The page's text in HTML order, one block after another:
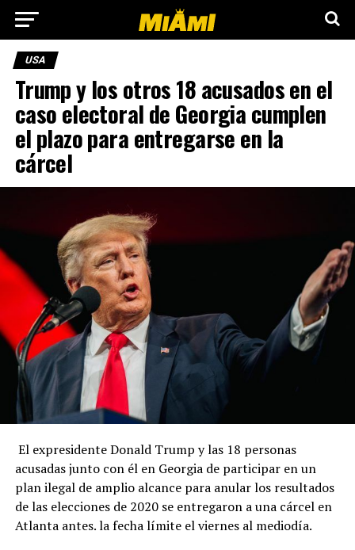
USA
Trump y los otros 18 acusados ​​en el
caso electoral de Georgia cumplen
el plazo para entregarse en la
cárcel
El expresidente Donald Trump y las 18 personas
acusadas junto con él en Georgia de participar en un
plan ilegal de amplio alcance para anular los resultados
de las elecciones de 2020 se entregaron a una cárcel en
Atlanta antes. la fecha límite el viernes al mediodía.